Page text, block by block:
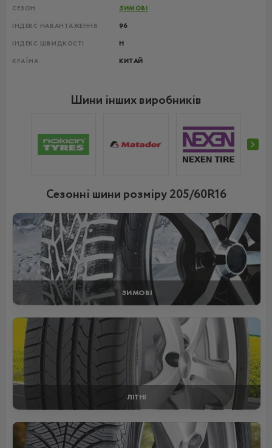
СЕЗОН ЗИМОВІ
ІНДЕКС НАВАНТАЖЕННЯ 96
ІНДЕКС ШВИДКОСТІ H
КРАЇНА КИТАЙ
Шини інших виробників
Сезонні шини розміру 205/60R16
ЗИМОВІ
ЛІТНІ